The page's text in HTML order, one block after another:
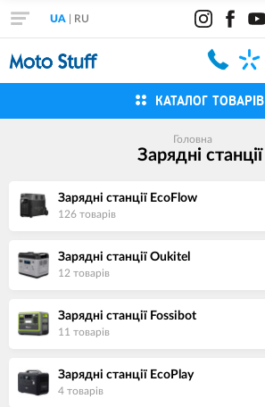
UA RU
КАТАЛОГ ТОВАРІВ
Головна
Зарядні станції
Зарядні станції EcoFlow
126 товарiв
Зарядні станції Oukitel
12 товарiв
Зарядні станції Fossibot
11 товарiв
Зарядні станції EcoPlay
4 товарiв